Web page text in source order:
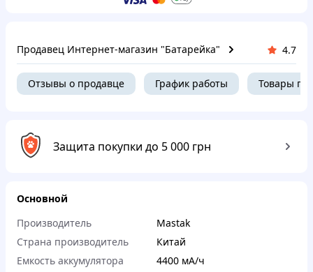
Продавец Интернет-магазин "Батарейка" 4.7
Отзывы о продавце График работы Товары
Защита покупки до 5 000 грн
Основной
Производитель
Mastak
Страна производитель
Китай
Емкость аккумулятора
4400 мА/ч